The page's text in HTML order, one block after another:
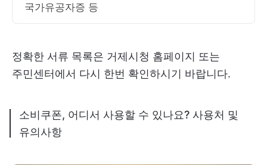
국가유공자증 등
정확한 서류 목록은 거제시청 홈페이지 또는
주민센터에서 다시 한번 확인하시기 바랍니다.
소비쿠폰, 어디서 사용할 수 있나요? 사용처 및
유의사항